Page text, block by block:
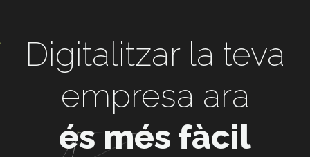
Digitalitzar la teva
empresa ara
és més fàcil